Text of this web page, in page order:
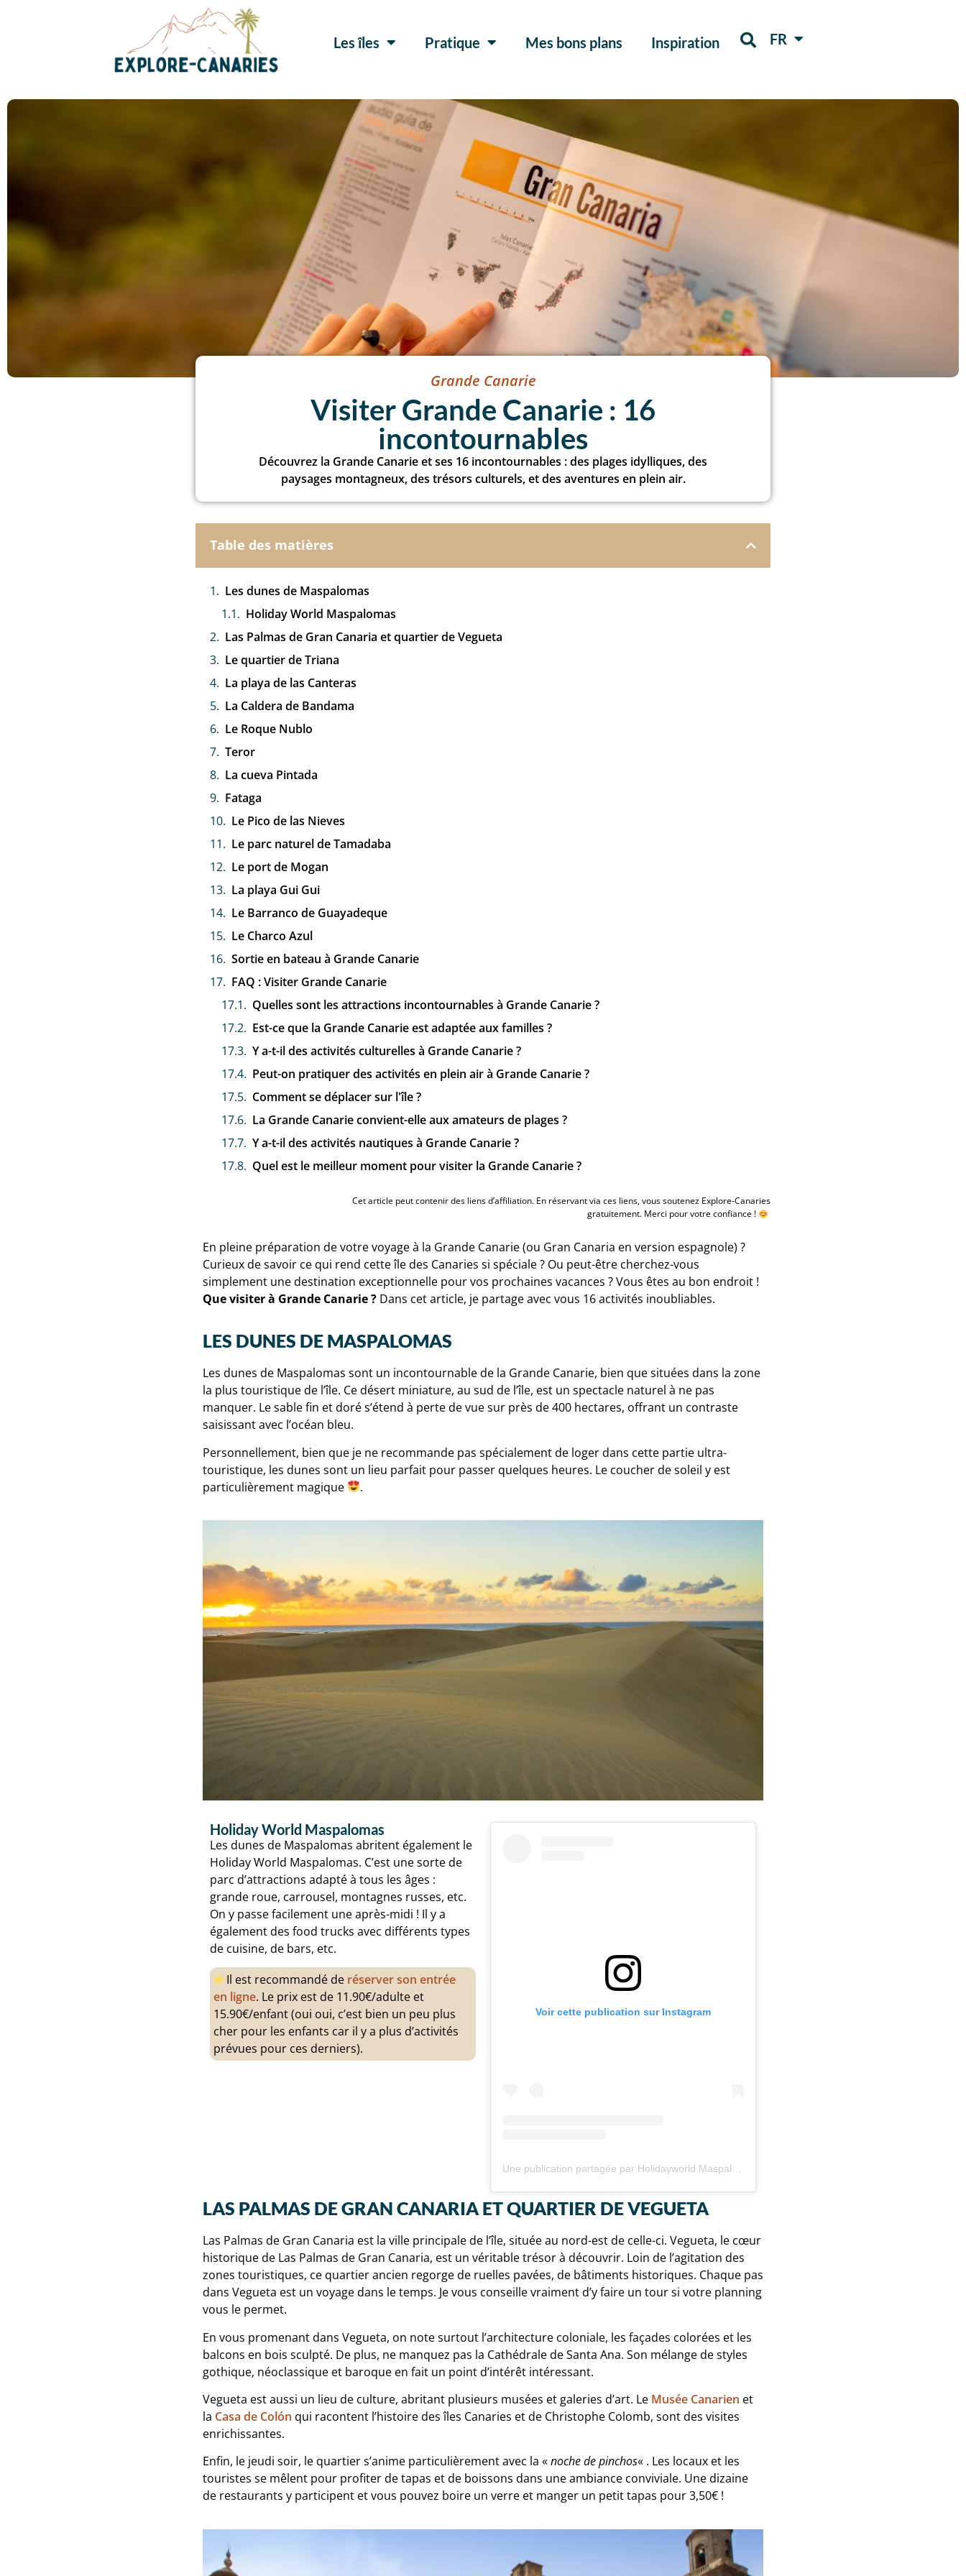
Les îles Pratique Mes bons plans Inspiration FR
ES
Grande Canarie
Visiter Grande Canarie : 16
incontournables
Découvrez la Grande Canarie et ses 16 incontournables : des plages idylliques, des
paysages montagneux, des trésors culturels, et des aventures en plein air.
Table des matières
Les dunes de Maspalomas
Holiday World Maspalomas
Las Palmas de Gran Canaria et quartier de Vegueta
Le quartier de Triana
La playa de las Canteras
La Caldera de Bandama
Le Roque Nublo
Teror
La cueva Pintada
Fataga
Le Pico de las Nieves
Le parc naturel de Tamadaba
Le port de Mogan
La playa Gui Gui
Le Barranco de Guayadeque
Le Charco Azul
Sortie en bateau à Grande Canarie
FAQ : Visiter Grande Canarie
Quelles sont les attractions incontournables à Grande Canarie ?
Est-ce que la Grande Canarie est adaptée aux familles ?
Y a-t-il des activités culturelles à Grande Canarie ?
Peut-on pratiquer des activités en plein air à Grande Canarie ?
Comment se déplacer sur l'île ?
La Grande Canarie convient-elle aux amateurs de plages ?
Y a-t-il des activités nautiques à Grande Canarie ?
Quel est le meilleur moment pour visiter la Grande Canarie ?
Cet article peut contenir des liens d’affiliation. En réservant via ces liens, vous soutenez Explore-Canaries
gratuitement. Merci pour votre confiance !
En pleine préparation de votre voyage à la Grande Canarie (ou Gran Canaria en version espagnole) ?
Curieux de savoir ce qui rend cette île des Canaries si spéciale ? Ou peut-être cherchez-vous
simplement une destination exceptionnelle pour vos prochaines vacances ? Vous êtes au bon endroit !
Que visiter à Grande Canarie ? Dans cet article, je partage avec vous 16 activités inoubliables.
LES DUNES DE MASPALOMAS
Les dunes de Maspalomas sont un incontournable de la Grande Canarie, bien que situées dans la zone
la plus touristique de l’île. Ce désert miniature, au sud de l’île, est un spectacle naturel à ne pas
manquer. Le sable fin et doré s’étend à perte de vue sur près de 400 hectares, offrant un contraste
saisissant avec l’océan bleu.
Personnellement, bien que je ne recommande pas spécialement de loger dans cette partie ultra-
touristique, les dunes sont un lieu parfait pour passer quelques heures. Le coucher de soleil y est
particulièrement magique
.
Holiday World Maspalomas
Les dunes de Maspalomas abritent également le
Holiday World Maspalomas. C’est une sorte de
parc d’attractions adapté à tous les âges :
grande roue, carrousel, montagnes russes, etc.
On y passe facilement une après-midi ! Il y a
également des food trucks avec différents types
de cuisine, de bars, etc.
Il est recommandé de réserver son entrée
en ligne. Le prix est de 11.90€/adulte et
15.90€/enfant (oui oui, c’est bien un peu plus
cher pour les enfants car il y a plus d’activités
prévues pour ces derniers).
Voir cette publication sur Instagram
LAS PALMAS DE GRAN CANARIA ET QUARTIER DE VEGUETA
Las Palmas de Gran Canaria est la ville principale de l’île, située au nord-est de celle-ci. Vegueta, le cœur
historique de Las Palmas de Gran Canaria, est un véritable trésor à découvrir. Loin de l’agitation des
zones touristiques, ce quartier ancien regorge de ruelles pavées, de bâtiments historiques. Chaque pas
dans Vegueta est un voyage dans le temps. Je vous conseille vraiment d’y faire un tour si votre planning
vous le permet.
En vous promenant dans Vegueta, on note surtout l’architecture coloniale, les façades colorées et les
balcons en bois sculpté. De plus, ne manquez pas la Cathédrale de Santa Ana. Son mélange de styles
gothique, néoclassique et baroque en fait un point d’intérêt intéressant.
Vegueta est aussi un lieu de culture, abritant plusieurs musées et galeries d’art. Le Musée Canarien et
la Casa de Colón qui racontent l’histoire des îles Canaries et de Christophe Colomb, sont des visites
enrichissantes.
Enfin, le jeudi soir, le quartier s’anime particulièrement avec la «noche de pinchos« . Les locaux et les
touristes se mêlent pour profiter de tapas et de boissons dans une ambiance conviviale. Une dizaine
de restaurants y participent et vous pouvez boire un verre et manger un petit tapas pour 3,50€ !